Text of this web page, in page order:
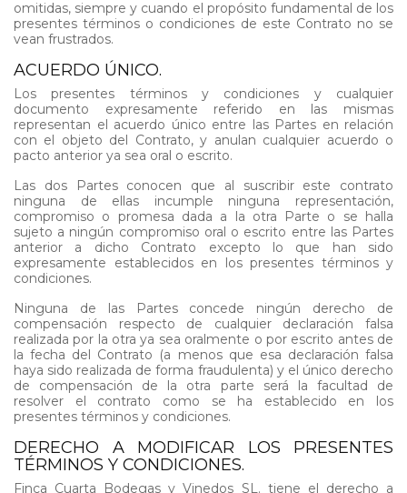
omitidas, siempre y cuando el propósito fundamental de los
presentes términos o condiciones de este Contrato no se
vean frustrados.
ACUERDO ÚNICO.
Los presentes términos y condiciones y cualquier
documento expresamente referido en las mismas
representan el acuerdo único entre las Partes en relación
con el objeto del Contrato, y anulan cualquier acuerdo o
pacto anterior ya sea oral o escrito.
Las dos Partes conocen que al suscribir este contrato
ninguna de ellas incumple ninguna representación,
compromiso o promesa dada a la otra Parte o se halla
sujeto a ningún compromiso oral o escrito entre las Partes
anterior a dicho Contrato excepto lo que han sido
expresamente establecidos en los presentes términos y
condiciones.
Ninguna de las Partes concede ningún derecho de
compensación respecto de cualquier declaración falsa
realizada por la otra ya sea oralmente o por escrito antes de
la fecha del Contrato (a menos que esa declaración falsa
haya sido realizada de forma fraudulenta) y el único derecho
de compensación de la otra parte será la facultad de
resolver el contrato como se ha establecido en los
presentes términos y condiciones.
DERECHO A MODIFICAR LOS PRESENTES
TÉRMINOS Y CONDICIONES.
Finca Cuarta Bodegas y Vinedos SL. tiene el derecho a